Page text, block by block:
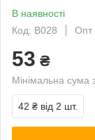
В наявності
Код: B028
Опт
53 ₴
Мінімальна сума
42 ₴ від 2 шт.